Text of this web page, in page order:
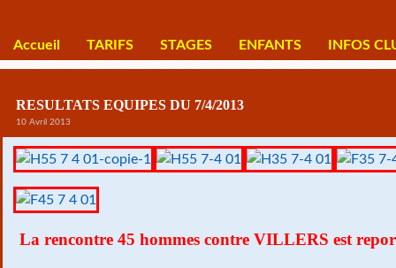
Accueil TARIFS STAGES ENFANTS INFOS
RESULTATS EQUIPES DU 7/4/2013
10 Avril 2013
La rencontre 45 hommes contre VILLERS est